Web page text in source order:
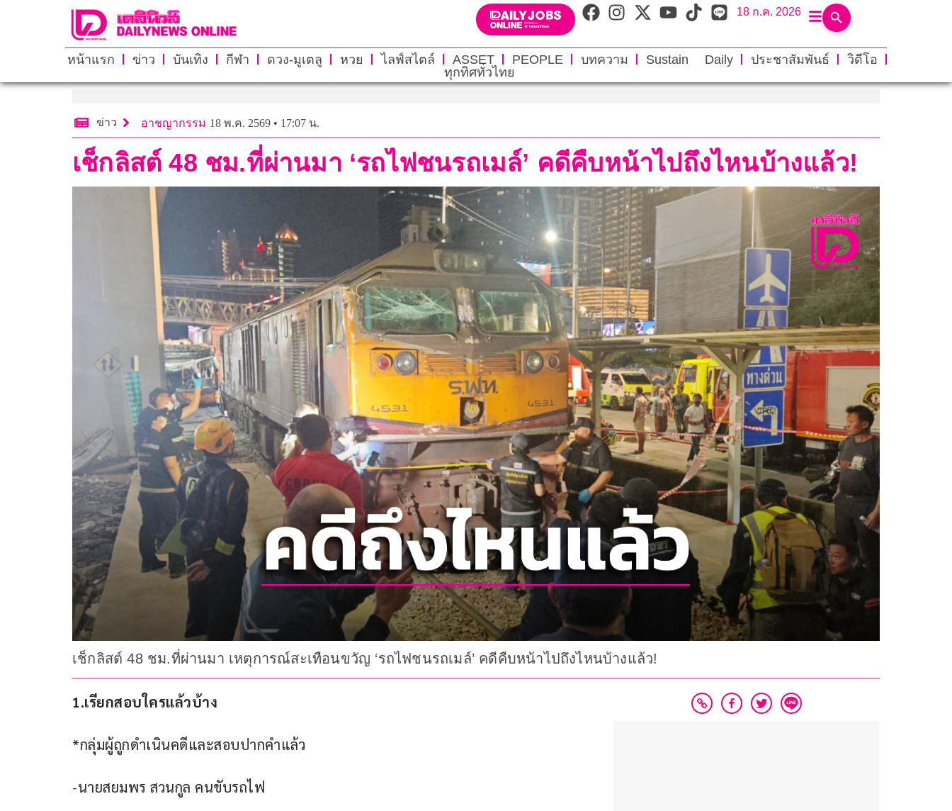
18 ก.ค. 2026
หน้าแรก ข่าว บันเทิง กีฬา ดวง-มูเตลู หวย ไลฟ์สไตล์ ASSET PEOPLE บทความ Sustain Daily ประชาสัมพันธ์
วิดีโอ
ทุกทิศทั่วไทย
ข่าว อาชญากรรม 18 พ.ค. 2569 • 17:07 น.
เช็กลิสต์ 48 ชม.ที่ผ่านมา ‘รถไฟชนรถเมล์’ คดีคืบหน้าไปถึงไหนบ้างแล้ว!
เช็กลิสต์ 48 ชม.ที่ผ่านมา เหตุการณ์สะเทือนขวัญ ‘รถไฟชนรถเมล์’ คดีคืบหน้าไปถึงไหนบ้างแล้ว!
1.เรียกสอบใครแล้วบ้าง
*กลุ่มผู้ถูกดำเนินคดีและสอบปากคำแล้ว
-นายสยมพร สวนกูล คนขับรถไฟ